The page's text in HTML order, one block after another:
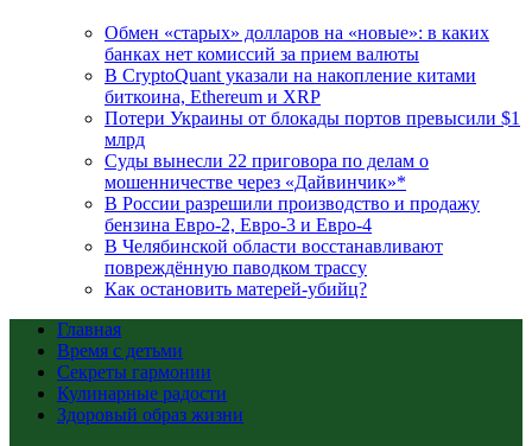
Обмен «старых» долларов на «новые»: в каких
банках нет комиссий за прием валюты
В CryptoQuant указали на накопление китами
биткоина, Ethereum и XRP
Потери Украины от блокады портов превысили $1
млрд
Суды вынесли 22 приговора по делам о
мошенничестве через «Дайвинчик»*
В России разрешили производство и продажу
бензина Евро-2, Евро-3 и Евро-4
В Челябинской области восстанавливают
повреждённую паводком трассу
Как остановить матерей-убийц?
Главная
Время с детьми
Секреты гармонии
Кулинарные радости
Здоровый образ жизни